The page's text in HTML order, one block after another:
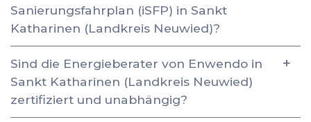
Sanierungsfahrplan (iSFP) in Sankt
Katharinen (Landkreis Neuwied)?
Sind die Energieberater von Enwendo in
Sankt Katharinen (Landkreis Neuwied)
zertifiziert und unabhängig?